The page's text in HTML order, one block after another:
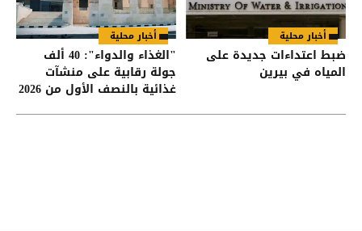
أخبار محلية
ضبط اعتداءات جديدة على
المياه في بيرين
أخبار محلية
"الغذاء والدواء": 40 ألف
جولة رقابية على منشآت
غذائية بالنصف الأول من 2026